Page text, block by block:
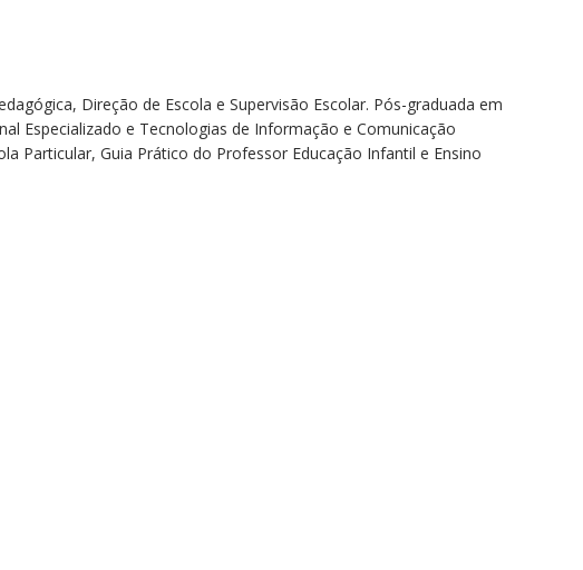
Direção de Escola e Supervisão Escolar. Pós-graduada em
Especializado e Tecnologias de Informação e Comunicação
Particular, Guia Prático do Professor Educação Infantil e Ensino